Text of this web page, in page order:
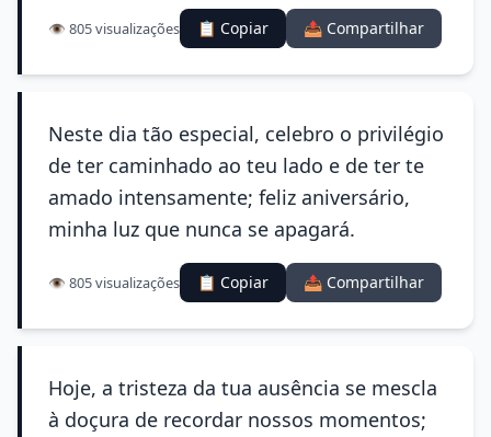
👁️ 805 visualizações 📋 Copiar 📤 Compartilhar
Neste dia tão especial, celebro o privilégio
de ter caminhado ao teu lado e de ter te
amado intensamente; feliz aniversário,
minha luz que nunca se apagará.
👁️ 805 visualizações 📋 Copiar 📤 Compartilhar
Hoje, a tristeza da tua ausência se mescla
à doçura de recordar nossos momentos;